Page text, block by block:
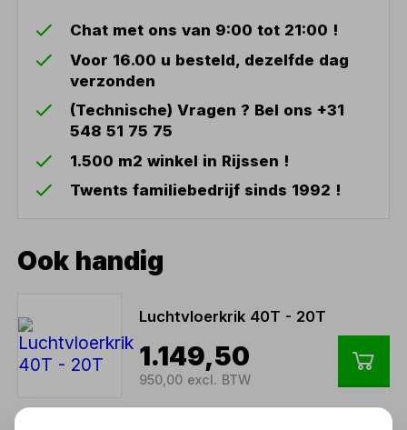
Chat met ons van 9:00 tot 21:00 !
Voor 16.00 u besteld, dezelfde dag
verzonden
(Technische) Vragen ? Bel ons +31
548 51 75 75
1.500 m2 winkel in Rijssen !
Twents familiebedrijf sinds 1992 !
Ook handig
Luchtvloerkrik 40T - 20T
1.149,50
950,00 excl. BTW